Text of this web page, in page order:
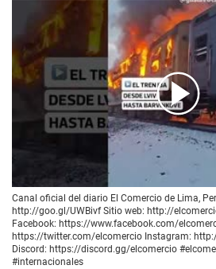
00:40
Canal oficial del diario El Comercio de Lima,
http://goo.gl/UWBivf Sitio web: http://
Facebook: https://www.facebook.com/
https://twitter.com/elcomercio Instagram:
Discord: https://discord.gg/elcomercio
#internacionales